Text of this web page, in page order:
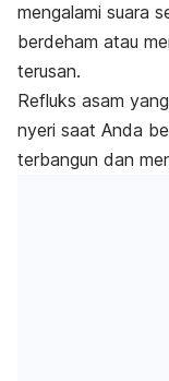
mengalami suara
berdeham atau
terusan.
Refluks asam
nyeri saat Anda
terbangun dan